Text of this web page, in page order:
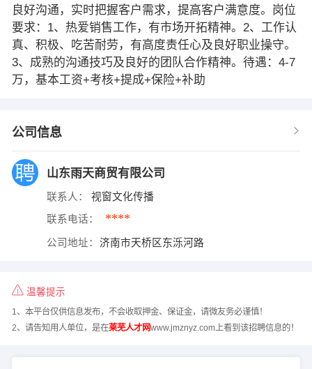
良好沟通，实时把握客户需求，提高客户满意度。岗位
要求：1、热爱销售工作，有市场开拓精神。2、工作认
真、积极、吃苦耐劳，有高度责任心及良好职业操守。
3、成熟的沟通技巧及良好的团队合作精神。待遇：4-7
万，基本工资+考核+提成+保险+补助
公司信息
山东雨天商贸有限公司
联系人： 视窗文化传播
联系电话： ****
公司地址： 济南市天桥区东泺河路
温馨提示
1、本平台仅供信息发布，不会收取押金、保证金，请微友务必谨慎！
2、请告知用人单位，是在莱芜人才网www.jmznyz.com上看到该招聘信息的！